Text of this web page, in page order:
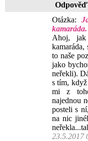
Otázka:
kamaráda.
Ahoj,
to naše
jako
neřekli).
s tím, když
mi z
najednou
posteli s
na nic
23.5.2017